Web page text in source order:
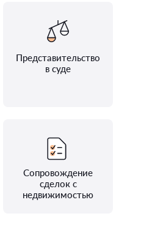
Представительство
в суде
Сопровождение
сделок с
недвижимостью